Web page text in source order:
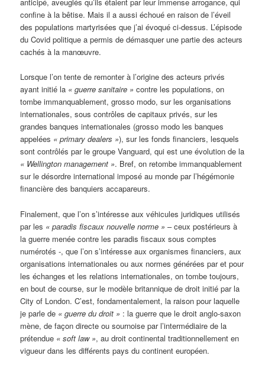
confine à la bêtise. Mais il a aussi échoué en raison de l’éveil
des populations martyrisées que j’ai évoqué ci-dessus. L’épisode
du Covid politique a permis de démasquer une partie des acteurs
cachés à la manœuvre.
Lorsque l’on tente de remonter à l’origine des acteurs privés
ayant initié la « guerre sanitaire » contre les populations, on
tombe immanquablement, grosso modo, sur les organisations
internationales, sous contrôles de capitaux privés, sur les
grandes banques internationales (grosso modo les banques
appelées « primary dealers »), sur les fonds financiers, lesquels
sont contrôlés par le groupe Vanguard, qui est une évolution de la
« Wellington management ». Bref, on retombe immanquablement
sur le désordre international imposé au monde par l’hégémonie
financière des banquiers accapareurs.
Finalement, que l’on s’intéresse aux véhicules juridiques utilisés
par les « paradis fiscaux nouvelle norme » – ceux postérieurs à
la guerre menée contre les paradis fiscaux sous comptes
numérotés -, que l’on s’intéresse aux organismes financiers, aux
organisations internationales ou aux normes générées par et pour
les échanges et les relations internationales, on tombe toujours,
en bout de course, sur le modèle britannique de droit initié par la
City of London. C’est, fondamentalement, la raison pour laquelle
je parle de « guerre du droit » : la guerre que le droit anglo-saxon
mène, de façon directe ou sournoise par l’intermédiaire de la
prétendue « soft law », au droit continental traditionnellement en
vigueur dans les différents pays du continent européen.